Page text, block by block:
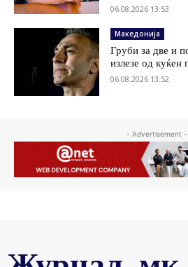
06.08.2026 13:53
Македонија
Груби за две и
излезе од куќен
06.08.2026 13:52
- Advertisement -